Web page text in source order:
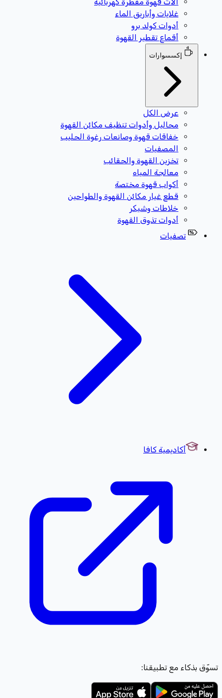
غلايات وأباريق الماء
أدوات كولد برو
أقماع تقطير القهوة
إكسسوارات
عرض الكل
محاليل وأدوات تنظيف مكائن القهوة
خفاقات قهوة وصانعات رغوة الحليب
المصفيات
تخزين القهوة والحقائب
معالجة المياه
أكواب قهوة مختصة
قطع غيار مكائن القهوة والطواحين
خلاطات وشيكر
أدوات تذوق القهوة
تصفيات
أكاديمية كافا
تسوّق بذكاء مع تطبيقنا: